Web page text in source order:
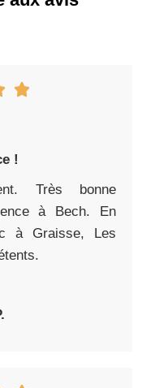
!
Très bonne
à Bech. En
à Graisse, Les